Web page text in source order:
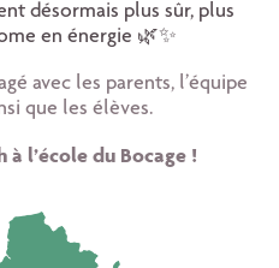
désormais plus sûr, plus
en énergie 🌿✨
avec les parents, l’équipe
que les élèves.
à l’école du Bocage !